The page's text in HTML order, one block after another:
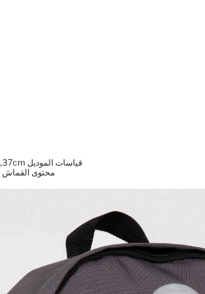
قياسات الموديل STD Beden - 1,37cm
محتوى القماش :